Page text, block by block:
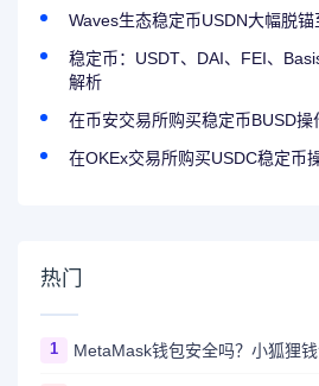
Waves生态稳定币USDN大幅脱
稳定币：USDT、DAI、FEI、
解析
在币安交易所购买稳定币BUSD操
在OKEx交易所购买USDC稳定币
热门
1 MetaMask钱包安全吗？小狐狸钱